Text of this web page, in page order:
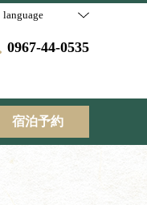
language
0967-44-0535
宿泊予約